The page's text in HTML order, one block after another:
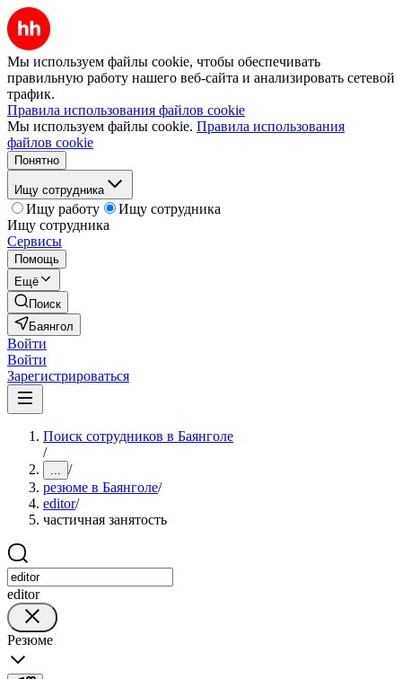
Мы используем файлы cookie, чтобы обеспечивать
правильную работу нашего веб-сайта и анализировать сетевой
трафик.
Правила использования файлов cookie
Мы используем файлы cookie. Правила использования
файлов cookie
Понятно
Ищу сотрудника
Ищу работу
Ищу сотрудника
Ищу сотрудника
Сервисы
Помощь
Ещё
Поиск
Баянгол
Войти
Войти
Зарегистрироваться
Поиск сотрудников в Баянголе
/
... /
резюме в Баянголе/
editor/
частичная занятость
editor
Резюме